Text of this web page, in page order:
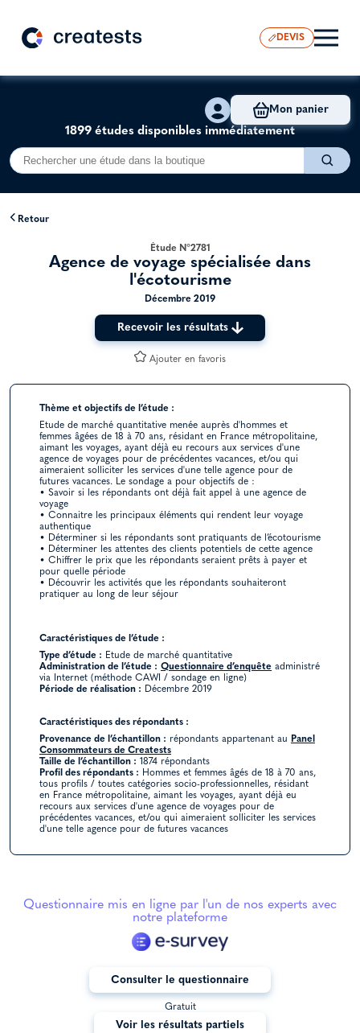
DEVIS
1899 études disponibles immédiatement
Mon panier
Retour
Étude N°2781
Agence de voyage spécialisée dans
l'écotourisme
Décembre 2019
Recevoir les résultats
Ajouter en favoris
Thème et objectifs de l’étude :
Etude de marché quantitative menée auprès d'hommes et
femmes âgées de 18 à 70 ans, résidant en France métropolitaine,
aimant les voyages, ayant déjà eu recours aux services d'une
agence de voyages pour de précédentes vacances, et/ou qui
aimeraient solliciter les services d'une telle agence pour de
futures vacances. Le sondage a pour objectifs de :
• Savoir si les répondants ont déjà fait appel à une agence de
voyage
• Connaitre les principaux éléments qui rendent leur voyage
authentique
• Déterminer si les répondants sont pratiquants de l’écotourisme
• Déterminer les attentes des clients potentiels de cette agence
• Chiffrer le prix que les répondants seraient prêts à payer et
pour quelle période
• Découvrir les activités que les répondants souhaiteront
pratiquer au long de leur séjour
Caractéristiques de l’étude :
Type d’étude : Etude de marché quantitative
Administration de l’étude : Questionnaire d’enquête administré
via Internet (méthode CAWI / sondage en ligne)
Période de réalisation : Décembre 2019
Caractéristiques des répondants :
Provenance de l’échantillon : répondants appartenant au Panel
Consommateurs de Creatests
Taille de l’échantillon : 1874 répondants
Profil des répondants : Hommes et femmes âgés de 18 à 70 ans,
tous profils / toutes catégories socio-professionnelles, résidant
en France métropolitaine, aimant les voyages, ayant déjà eu
recours aux services d'une agence de voyages pour de
précédentes vacances, et/ou qui aimeraient solliciter les services
d'une telle agence pour de futures vacances
Questionnaire mis en ligne par l'un de nos experts avec
notre plateforme
Consulter le questionnaire
Gratuit
Voir les résultats partiels